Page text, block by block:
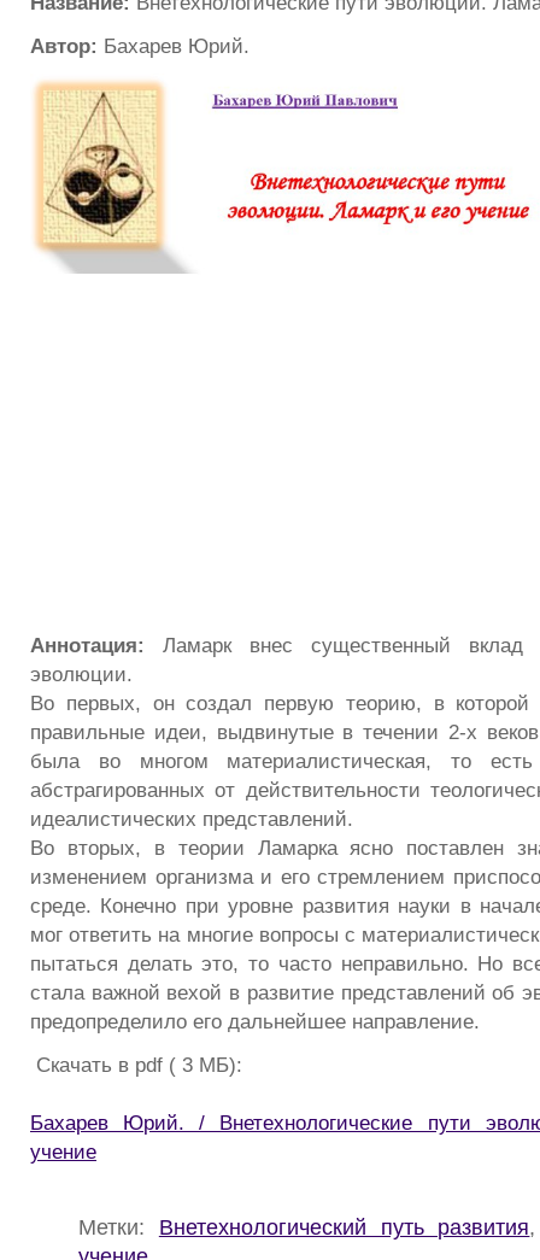
Автор: Бахарев Юрий.
Аннотация: Ламарк внес существенный вклад
эволюции.
Во первых, он создал первую теорию, в которой
правильные идеи, выдвинутые в течении 2-х
была во многом материалистическая, то
абстрагированных от действительности
идеалистических представлений.
Во вторых, в теории Ламарка ясно поставлен
изменением организма и его стремлением
среде. Конечно при уровне развития науки в
мог ответить на многие вопросы с
пытаться делать это, то часто неправильно. Но
стала важной вехой в развитие представлений об
предопределило его дальнейшее направление.
Скачать в pdf ( 3 МБ):
Бахарев Юрий. / Внетехнологические пути
учение
Метки: Внетехнологический путь развития